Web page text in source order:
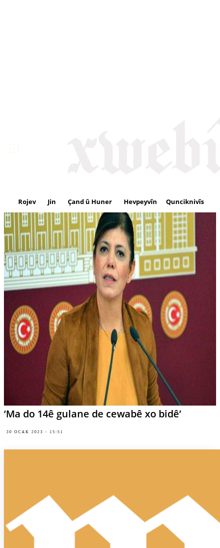
Rojev Jin Çand û Huner Hevpeyvîn Qunciknivîs
‘Ma do 14ê gulane de cewabê xo bidê’
30 OCAK 2023 - 15:51